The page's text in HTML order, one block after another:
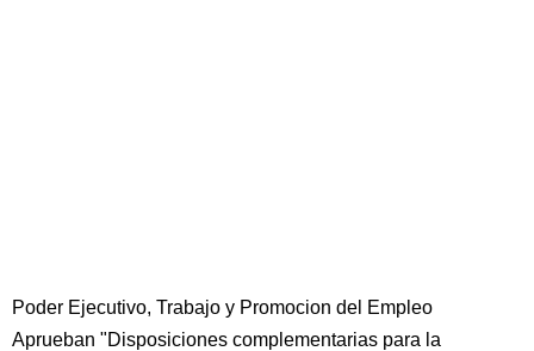
Poder Ejecutivo, Trabajo y Promocion del Empleo
Aprueban "Disposiciones complementarias para la